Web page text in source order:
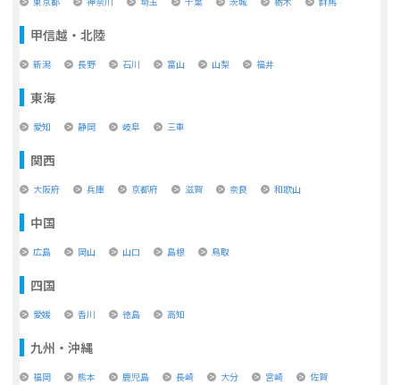
甲信越・北陸
新潟 長野 石川 富山 山梨 福井
東海
愛知 静岡 岐阜 三重
関西
大阪府 兵庫 京都府 滋賀 奈良 和歌山
中国
広島 岡山 山口 島根 鳥取
四国
愛媛 香川 徳島 高知
九州・沖縄
福岡 熊本 鹿児島 長崎 大分 宮崎
佐賀